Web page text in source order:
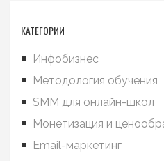
КАТЕГОРИИ
Инфобизнес
Методология обучения
SMM для онлайн-школ
Монетизация и
Email-маркетинг